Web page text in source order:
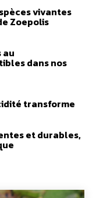
vivantes
Zoepolis
au
dans nos
transforme
et durables,